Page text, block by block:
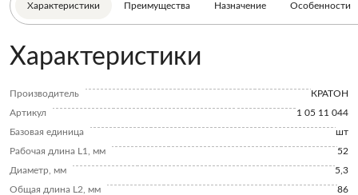
Характеристики Преимущества Назначение Особенности
Характеристики
Производитель
КРАТОН
Артикул
1 05 11 044
Базовая единица
шт
Рабочая длина L1, мм
52
Диаметр, мм
5,3
Общая длина L2, мм
86